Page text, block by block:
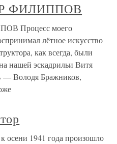
ФИЛИППОВ
Процесс моего
лётное искусство
как всегда, были
нашей эскадрильи Витя
— Володя Бражников,
осени 1941 года произошло